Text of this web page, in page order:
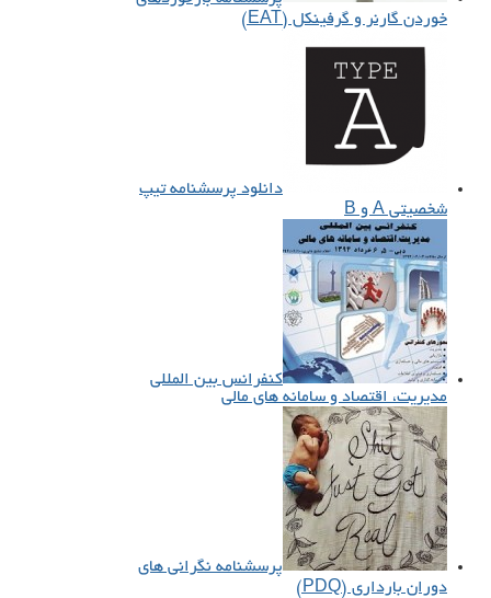
خوردن گارنر و گرفینکل (EAT)
دانلود پرسشنامه تیپ
شخصیتی A و B
کنفرانس بین‌ المللی
مدیریت، اقتصاد و سامانه‌ های مالی
پرسشنامه نگرانی های
دوران بارداری (PDQ)